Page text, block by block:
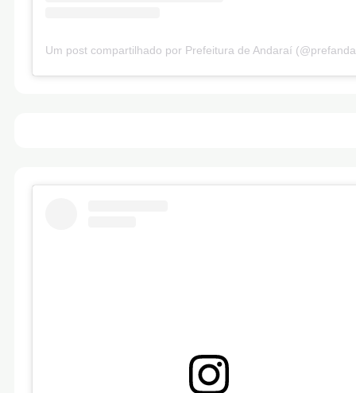
Um post compartilhado por Prefeitura de Andaraí